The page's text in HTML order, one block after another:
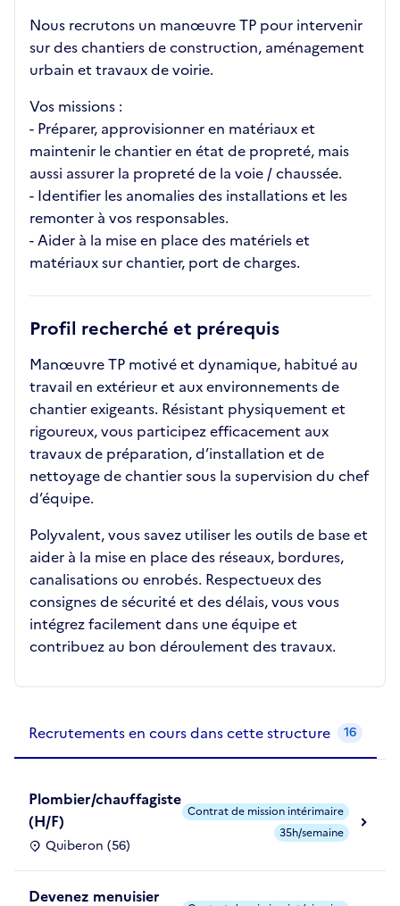
Nous recrutons un manœuvre TP pour intervenir
sur des chantiers de construction, aménagement
urbain et travaux de voirie.
Vos missions :
- Préparer, approvisionner en matériaux et
maintenir le chantier en état de propreté, mais
aussi assurer la propreté de la voie / chaussée.
- Identifier les anomalies des installations et les
remonter à vos responsables.
- Aider à la mise en place des matériels et
matériaux sur chantier, port de charges.
Profil recherché et prérequis
Manœuvre TP motivé et dynamique, habitué au
travail en extérieur et aux environnements de
chantier exigeants. Résistant physiquement et
rigoureux, vous participez efficacement aux
travaux de préparation, d’installation et de
nettoyage de chantier sous la supervision du chef
d’équipe.
Polyvalent, vous savez utiliser les outils de base et
aider à la mise en place des réseaux, bordures,
canalisations ou enrobés. Respectueux des
consignes de sécurité et des délais, vous vous
intégrez facilement dans une équipe et
contribuez au bon déroulement des travaux.
Recrutements en cours dans cette structure 16
Plombier/chauffagiste
(H/F)
Quiberon (56)
Contrat de mission intérimaire
35h/semaine
Devenez menuisier